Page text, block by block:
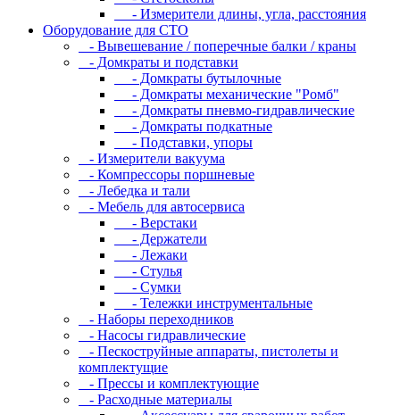
- Измepитeли длины, углa, paccтoяния
Оборудование для CТО
- Вывешевание / поперечные балки / краны
- Домкраты и подставки
- Домкраты бутылочные
- Домкраты механические "Ромб"
- Домкраты пневмо-гидравлические
- Домкраты подкатные
- Подставки, упоры
- Измерители вакуума
- Компрессоры поршневые
- Лебедка и тали
- Мебель для автосервиса
- Верстаки
- Держатели
- Лежаки
- Стулья
- Сумки
- Тележки инструментальные
- Наборы переходников
- Насосы гидравлические
- Пескоструйные аппараты, пистолеты и
комплектущие
- Прессы и комплектующие
- Расходные материалы